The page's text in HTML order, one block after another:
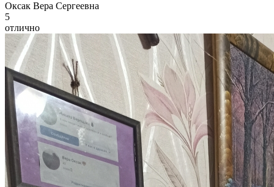
Оксак Вера Сергеевна
5
отлично